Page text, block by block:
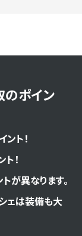
のポイン
ト！
！
が異なります。
ェは装備も大